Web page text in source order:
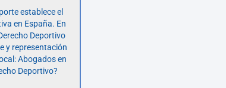
establece el
en España. En
Deportivo
y representación
Abogados en
Deportivo?